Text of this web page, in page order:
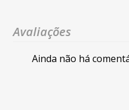
Avaliações
Ainda não há